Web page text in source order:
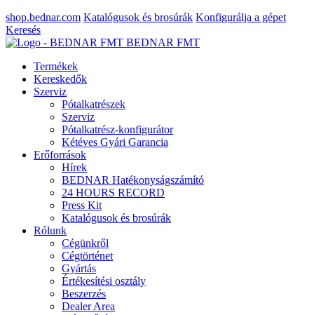
shop.bednar.com Katalógusok és brosúrák Konfigurálja a gépet
Keresés
BEDNAR FMT
Termékek
Kereskedők
Szerviz
Pótalkatrészek
Szerviz
Pótalkatrész-konfigurátor
Kétéves Gyári Garancia
Erőforrások
Hírek
BEDNAR Hatékonyságszámító
24 HOURS RECORD
Press Kit
Katalógusok és brosúrák
Rólunk
Cégünkről
Cégtörténet
Gyártás
Értékesítési osztály
Beszerzés
Dealer Area